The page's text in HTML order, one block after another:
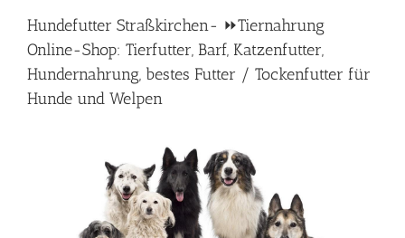
Hundefutter Straßkirchen- ⏩Tiernahrung
Online-Shop: Tierfutter, Barf, Katzenfutter,
Hundernahrung, bestes Futter / Tockenfutter für
Hunde und Welpen